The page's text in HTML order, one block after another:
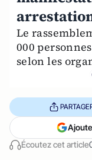
Le
000
selon les
Écoutez cet article